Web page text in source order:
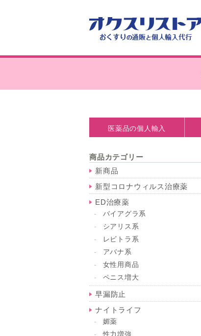
医薬品の個人輸入
商品カテゴリー
新商品
新型コロナウィルス治療薬
ED治療薬
バイアグラ系
シアリス系
レビトラ系
アバナ系
女性用商品
ペニス増大
早漏防止
ナイトライフ
媚薬
性力増強